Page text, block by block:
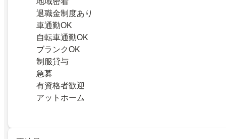
退職金制度あり
車通勤OK
自転車通勤OK
ブランクOK
制服貸与
急募
有資格者歓迎
アットホーム